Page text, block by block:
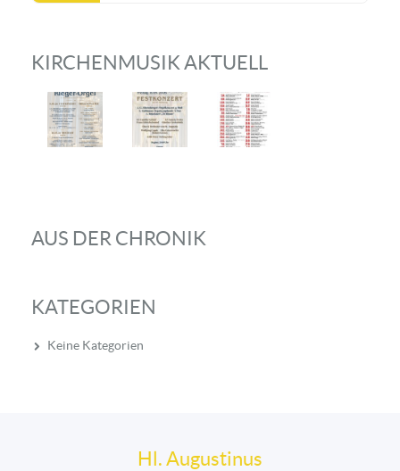
KIRCHENMUSIK AKTUELL
AUS DER CHRONIK
KATEGORIEN
Keine Kategorien
Hl. Augustinus